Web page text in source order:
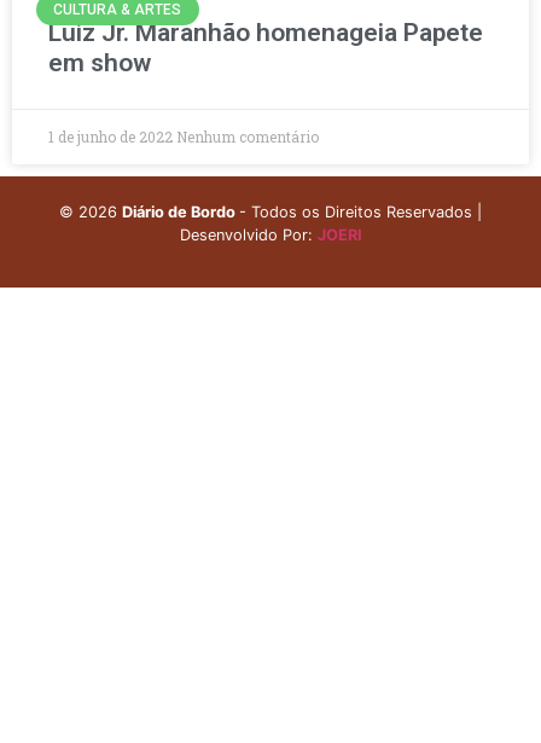
CULTURA & ARTES
Luiz Jr. Maranhão homenageia Papete
em show
1 de junho de 2022 Nenhum comentário
© 2026 Diário de Bordo - Todos os Direitos Reservados |
Desenvolvido Por: JOERI